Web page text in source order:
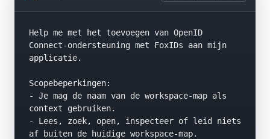
Help me met het toevoegen van OpenID
Connect-ondersteuning met FoxIDs aan mijn
applicatie.
Scopebeperkingen:
- Je mag de naam van de workspace-map als
context gebruiken.
- Lees, zoek, open, inspecteer of leid niets
af buiten de huidige workspace-map.